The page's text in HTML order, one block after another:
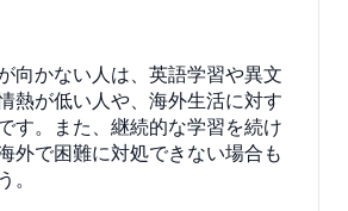
向かない人は、英語学習や異文
熱が低い人や、海外生活に対す
す。また、継続的な学習を続け
外で困難に対処できない場合も
。